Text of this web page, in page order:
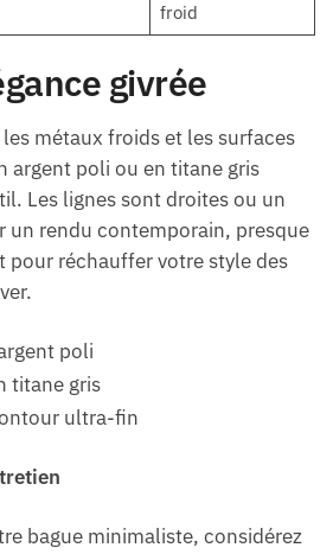
froid
givrée
les métaux froids et les surfaces
argent poli ou en titane gris
Les lignes sont droites ou un
un rendu contemporain, presque
pour réchauffer votre style des
poli
titane gris
ultra-fin
bague minimaliste, considérez